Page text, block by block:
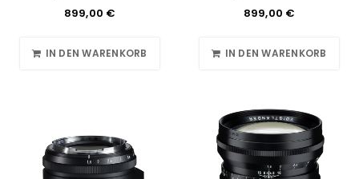
899,00 €
IN DEN WARENKORB
899,00 €
IN DEN WARENKORB